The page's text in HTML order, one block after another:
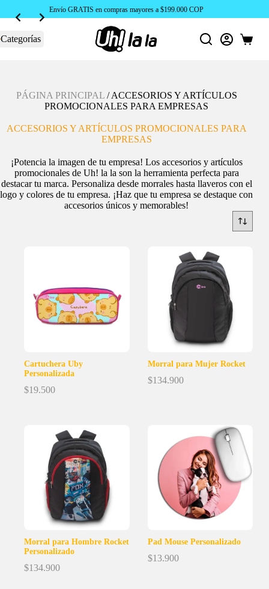
Envío GRATIS en compras mayores a $199.000 COP
Categorías
Carro
PÁGINA PRINCIPAL/ACCESORIOS Y ARTÍCULOS
PROMOCIONALES PARA EMPRESAS
ACCESORIOS Y ARTÍCULOS PROMOCIONALES PARA
EMPRESAS
¡Potencia la imagen de tu empresa! Los accesorios y artículos
promocionales de Uh! la la son la herramienta perfecta para
destacar tu marca. Personaliza desde morrales hasta llaveros con el
logo y colores de tu empresa. ¡Haz que tu empresa se destaque con
accesorios únicos y memorables!
Cartuchera Uby
Personalizada
$19.500
Morral para Mujer Rocket
$134.900
Morral para Hombre Rocket
Personalizado
$134.900
Pad Mouse Personalizado
$13.900